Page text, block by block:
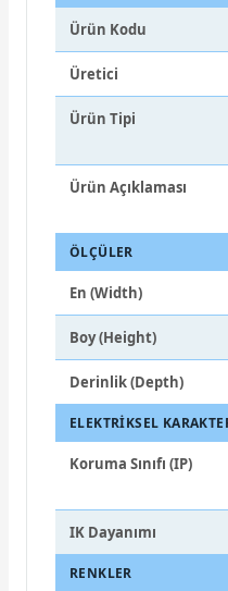
Ürün Kodu
Üretici
Ürün Tipi
Ürün Açıklaması
ÖLÇÜLER
En (Width)
Boy (Height)
Derinlik (Depth)
ELEKTRIKSEL
Koruma Sınıfı (IP)
IK Dayanımı
RENKLER